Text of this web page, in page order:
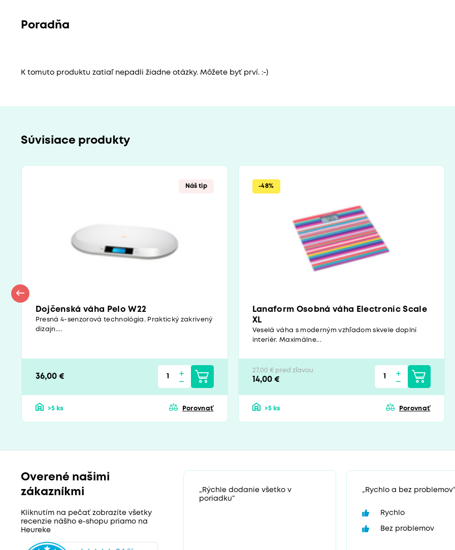
Poradňa
K tomuto produktu zatiaľ nepadli žiadne otázky. Môžete byť prví. :-)
Súvisiace produkty
Náš tip
Dojčenská váha Pelo W22
Presná 4-senzorová technológia. Praktický zakrivený
dizajn....
36,00 €
>5 ks Porovnať
-48%
Lanaform Osobná váha Electronic Scale
XL
Veselá váha s moderným vzhľadom skvele doplní
interiér. Maximálne...
27,00 € pred zľavou
14,00 €
>5 ks Porovnať
Overené našimi
zákazníkmi
Kliknutím na pečať zobrazíte všetky
recenzie nášho e-shopu priamo na
Heureke
„Rýchle dodanie všetko v
poriadku“
„Rychlo a bez problemov“
Rychlo
Bez problemov